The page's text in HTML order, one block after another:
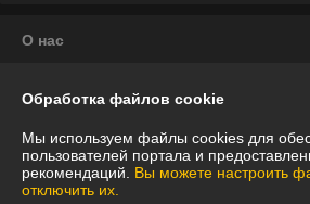
О нас
Контакты
Доставка и оплата
График работы
Обработка файлов cookie
Мы используем файлы cookies для
пользователей портала и
рекомендаций. Вы можете настроить
отключить их.